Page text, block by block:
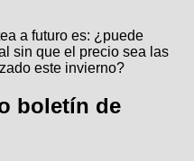
a futuro es: ¿puede
sin que el precio sea las
este invierno?
boletín de